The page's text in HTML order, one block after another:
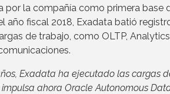
por la compañía como primera
año fiscal 2018, Exadata batió
de trabajo, como OLTP,
Exadata ha ejecutado las cargas
ahora Oracle Autonomous